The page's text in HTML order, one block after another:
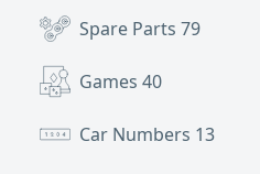
Spare Parts 79
Games 40
Car Numbers 13